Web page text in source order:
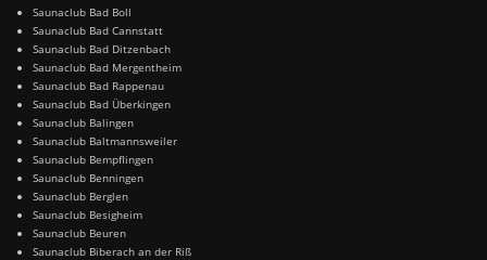
Saunaclub Bad Boll
Saunaclub Bad Cannstatt
Saunaclub Bad Ditzenbach
Saunaclub Bad Mergentheim
Saunaclub Bad Rappenau
Saunaclub Bad Überkingen
Saunaclub Balingen
Saunaclub Baltmannsweiler
Saunaclub Bempflingen
Saunaclub Benningen
Saunaclub Berglen
Saunaclub Besigheim
Saunaclub Beuren
Saunaclub Biberach an der Riß